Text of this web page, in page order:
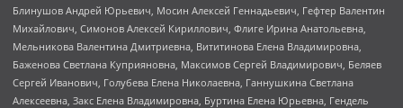
Блинушов Андрей Юрьевич, Мосин Алексей Геннадьевич, Гефтер Валентин
Михайлович, Симонов Алексей Кириллович, Флиге Ирина Анатольевна,
Мельникова Валентина Дмитриевна, Вититинова Елена Владимировна,
Баженова Светлана Куприяновна, Максимов Сергей Владимирович, Беляев
Сергей Иванович, Голубева Елена Николаевна, Ганнушкина Светлана
Алексеевна, Закс Елена Владимировна, Буртина Елена Юрьевна, Гендель